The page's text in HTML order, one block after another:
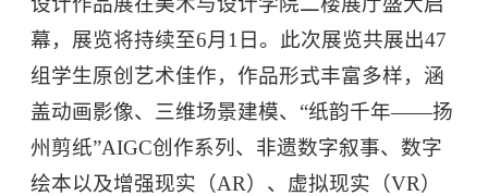
幕，展览将持续至6月1日。此次展览共展出47
组学生原创艺术佳作，作品形式丰富多样，涵
盖动画影像、三维场景建模、“纸韵千年——扬
州剪纸”AIGC创作系列、非遗数字叙事、数字
绘本以及增强现实（AR）、虚拟现实（VR）